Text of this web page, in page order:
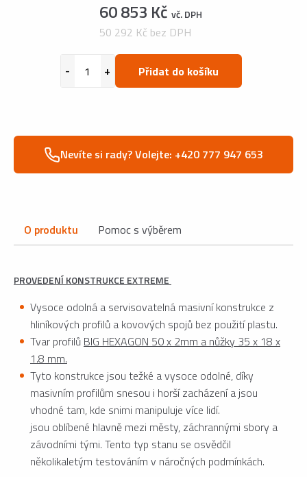
60 853 Kč vč. DPH
50 292 Kč bez DPH
Přidat do košíku
Nevíte si rady? Volejte: +420 777 947 653
O produktu Pomoc s výběrem
PROVEDENÍ KONSTRUKCE EXTREME
Vysoce odolná a servisovatelná masivní konstrukce z
hliníkových profilů a kovových spojů bez použití plastu.
Tvar profilů BIG HEXAGON 50 x 2mm a nůžky 35 x 18 x
1.8 mm.
Tyto konstrukce jsou težké a vysoce odolné, díky
masivním profilům snesou i horší zacházení a jsou
vhodné tam, kde snimi manipuluje více lidí.
jsou oblíbené hlavně mezi městy, záchrannými sbory a
závodními tými. Tento typ stanu se osvědčil
několikaletým testováním v náročných podmínkách.